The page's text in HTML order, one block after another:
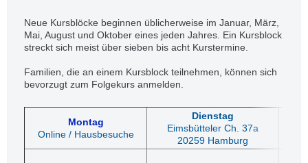
Neue Kursblöcke beginnen üblicherweise im Januar, März,
Mai, August und Oktober eines jeden Jahres. Ein Kursblock
streckt sich meist über sieben bis acht Kurstermine.
Familien, die an einem Kursblock teilnehmen, können sich
bevorzugt zum Folgekurs anmelden.
Montag
Online / Hausbesuche
Dienstag
Eimsbütteler Ch. 37a
20259 Hamburg